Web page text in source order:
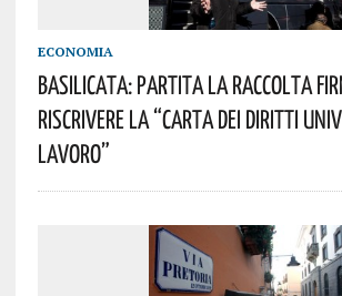
ECONOMIA
BASILICATA: PARTITA LA RACCOLTA
RISCRIVERE LA “CARTA DEI DIRITTI
LAVORO”